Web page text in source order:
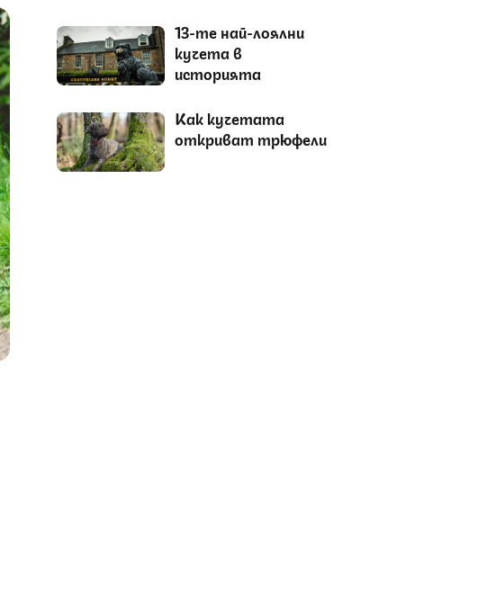
13-те най-лоялни
кучета в
историята
Как кучетата
откриват трюфели